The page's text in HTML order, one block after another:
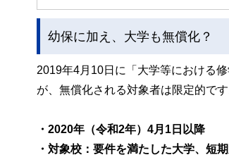
幼保に加え、大学も無償化？
2019年4月10日に「大学等における
が、無償化される対象者は限定的で
・2020年（令和2年）4月1日以降
・対象校：要件を満たした大学、短